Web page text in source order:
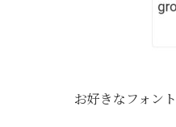
お好きなフォン